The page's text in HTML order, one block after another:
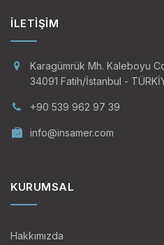
İLETIŞIM
Karagümrük Mh. Kaleboyu
34091 Fatih/İstanbul -
+90 539 962 97 39
info@insamer.com
KURUMSAL
Hakkımızda